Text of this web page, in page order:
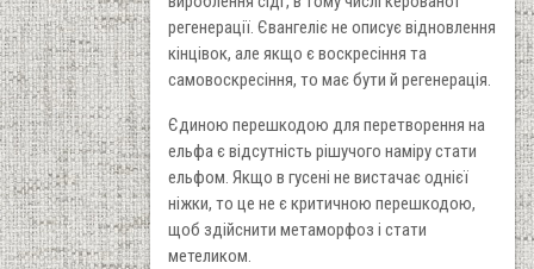
регенерації. Євангеліє не описує відновлення
кінцівок, але якщо є воскресіння та
самовоскресіння, то має бути й регенерація.
Єдиною перешкодою для перетворення на
ельфа є відсутність рішучого наміру стати
ельфом. Якщо в гусені не вистачає однієї
ніжки, то це не є критичною перешкодою,
щоб здійснити метаморфоз і стати
метеликом.